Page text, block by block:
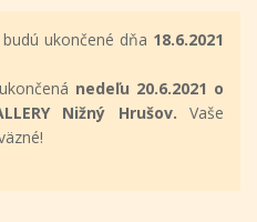
ukončené dňa 18.6.2021
nedeľu 20.6.2021 o
Nižný Hrušov. Vaše